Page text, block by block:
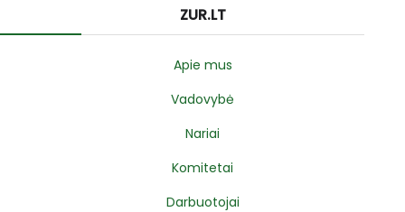
ZUR.LT
Apie mus
Vadovybė
Nariai
Komitetai
Darbuotojai